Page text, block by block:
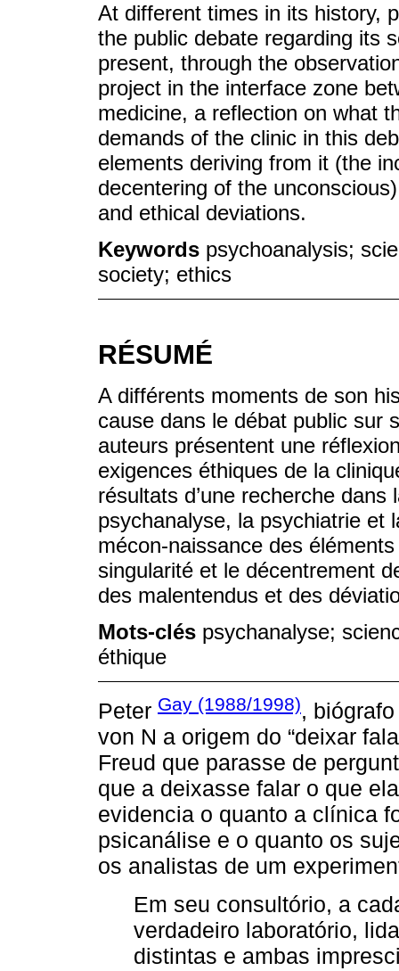
At different times in its history,
the public debate regarding its
present, through the
project in the interface zone
medicine, a reflection on what
demands of the clinic in this
elements deriving from it (the
decentering of the
and ethical deviations.
Keywords psychoanalysis;
society; ethics
RÉSUMÉ
A différents moments de son
cause dans le débat public sur
auteurs présentent une
exigences éthiques de la
résultats d’une recherche dans
psychanalyse, la psychiatrie et
mécon-naissance des
singularité et le décentrement
des malentendus et des
Mots-clés psychanalyse;
éthique
Peter Gay (1988/1998),
von N a origem do “deixar
Freud que parasse de
que a deixasse falar o que
evidencia o quanto a clínica
psicanálise e o quanto os
os analistas de um
Em seu consultório, a
verdadeiro laboratório,
distintas e ambas